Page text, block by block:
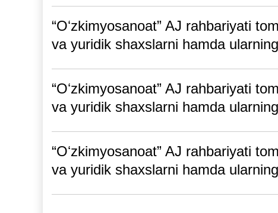
“Oʻzkimyosanoat” AJ rahbariyati
va yuridik shaxslarni hamda
“Oʻzkimyosanoat” AJ rahbariyati
va yuridik shaxslarni hamda
“Oʻzkimyosanoat” AJ rahbariyati
va yuridik shaxslarni hamda